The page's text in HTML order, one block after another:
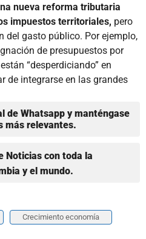
nueva reforma tributaria
impuestos territoriales, pero
del gasto público. Por ejemplo,
de presupuestos por
“desperdiciando” en
de integrarse en las grandes
de Whatsapp y manténgase
más relevantes.
Noticias con toda la
y el mundo.
Crecimiento economía